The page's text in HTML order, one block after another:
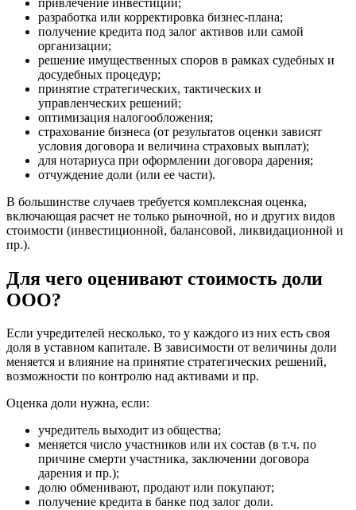
разработка или корректировка бизнес-плана;
получение кредита под залог активов или самой
организации;
решение имущественных споров в рамках судебных и
досудебных процедур;
принятие стратегических, тактических и
управленческих решений;
оптимизация налогообложения;
страхование бизнеса (от результатов оценки зависят
условия договора и величина страховых выплат);
для нотариуса при оформлении договора дарения;
отчуждение доли (или ее части).
В большинстве случаев требуется комплексная оценка,
включающая расчет не только рыночной, но и других видов
стоимости (инвестиционной, балансовой, ликвидационной и
пр.).
Для чего оценивают стоимость доли
ООО?
Если учредителей несколько, то у каждого из них есть своя
доля в уставном капитале. В зависимости от величины доли
меняется и влияние на принятие стратегических решений,
возможности по контролю над активами и пр.
Оценка доли нужна, если:
учредитель выходит из общества;
меняется число участников или их состав (в т.ч. по
причине смерти участника, заключении договора
дарения и пр.);
долю обменивают, продают или покупают;
получение кредита в банке под залог доли.
Брянск
Бугульма
Бугуруслан
Бузулук
Буйнакск
Бутурлиновка
Валдай
Валуйки
Великие Луки
Великий Устюг
Вельск
Верещагино
Верхняя Пышма
Верхняя Салда
Владивосток
Владикавказ
Владимир
Волгодонск
Волжск
Волжский
Волоколамск
Волосово